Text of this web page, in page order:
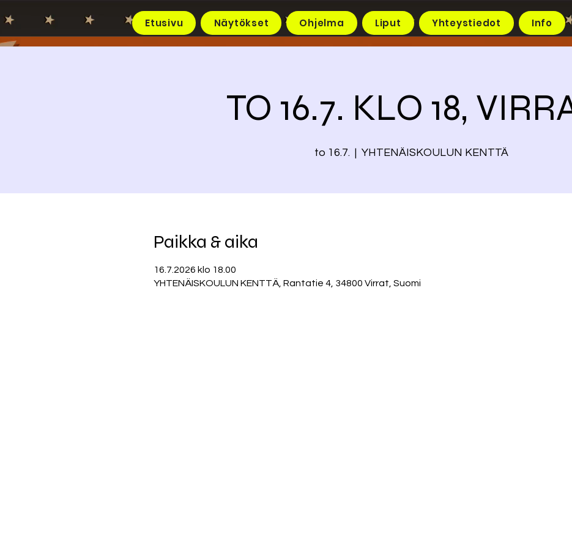
Etusivu Näytökset Ohjelma Liput Yhteystiedot Info
TO 16.7. KLO 18,
to 16.7.
  |
YHTENÄISKOULUN KENTTÄ
Paikka & aika
16.7.2026 klo 18.00
YHTENÄISKOULUN KENTTÄ, Rantatie 4, 34800 Virrat, Suomi